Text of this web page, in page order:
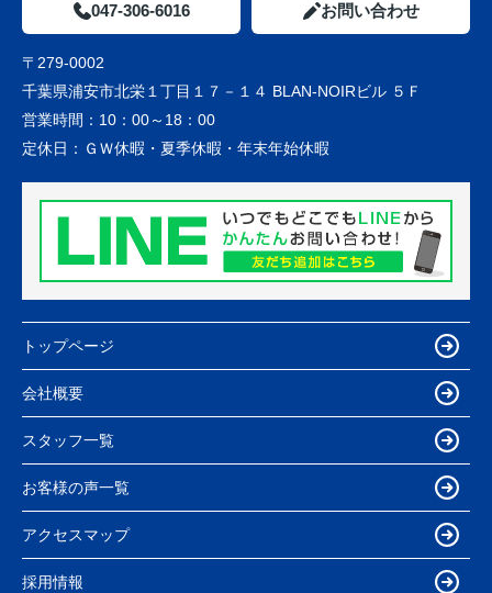
047-306-6016 お問い合わせ
〒279-0002
千葉県浦安市北栄１丁目１７－１４ BLAN-NOIRビル ５Ｆ
営業時間： 10：00～18：00
定休日： ＧＷ休暇・夏季休暇・年末年始休暇
トップページ
会社概要
スタッフ一覧
お客様の声一覧
アクセスマップ
採用情報